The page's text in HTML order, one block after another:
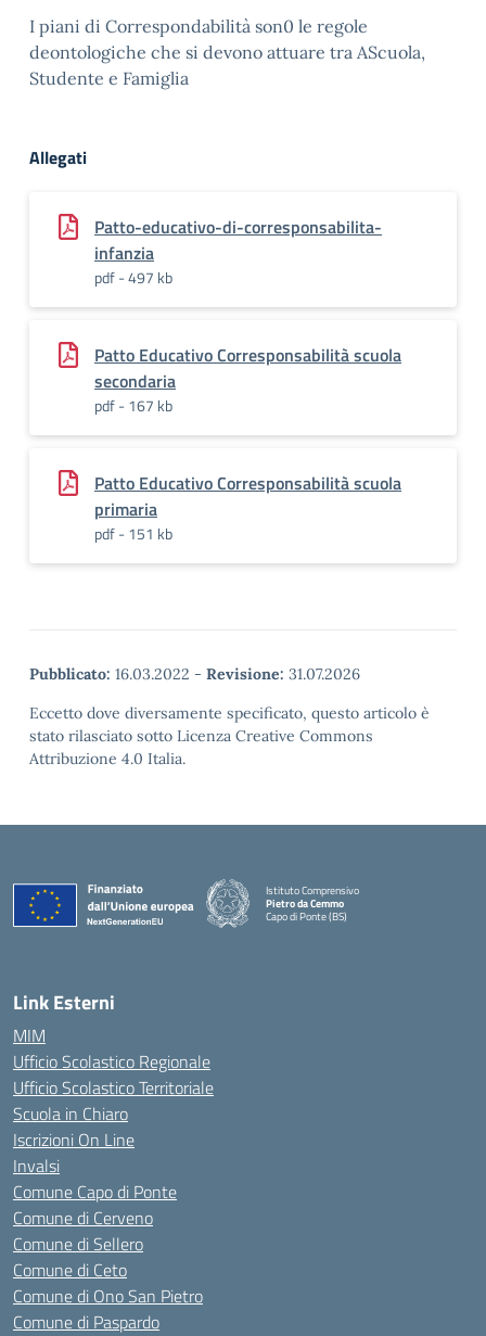
I piani di Correspondabilità son0 le regole
deontologiche che si devono attuare tra AScuola,
Studente e Famiglia
Allegati
Patto-educativo-di-corresponsabilita-
infanzia
pdf - 497 kb
Patto Educativo Corresponsabilità scuola
secondaria
pdf - 167 kb
Patto Educativo Corresponsabilità scuola
primaria
pdf - 151 kb
Pubblicato: 16.03.2022 - Revisione: 31.07.2026
Eccetto dove diversamente specificato, questo articolo è
stato rilasciato sotto Licenza Creative Commons
Attribuzione 4.0 Italia.
Istituto Comprensivo
Pietro da Cemmo
Capo di Ponte (BS)
— Visita la pagina iniziale della scuola
Link Esterni
MIM
Ufficio Scolastico Regionale
Ufficio Scolastico Territoriale
Scuola in Chiaro
Iscrizioni On Line
Invalsi
Comune Capo di Ponte
Comune di Cerveno
Comune di Sellero
Comune di Ceto
Comune di Ono San Pietro
Comune di Paspardo